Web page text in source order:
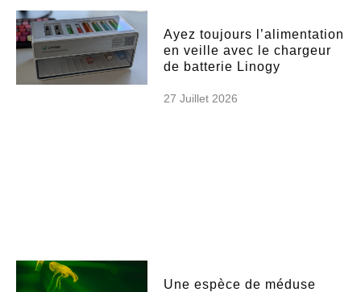
Ayez toujours l’alimentation
en veille avec le chargeur
de batterie Linogy
27 Juillet 2026
Une espèce de méduse